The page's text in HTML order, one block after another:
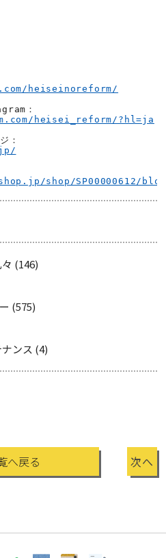
heiseinoreform/
heisei_reform/?hl=ja
shop/SP00000612/
(146)
(575)
ンス (4)
へ戻る 次へ